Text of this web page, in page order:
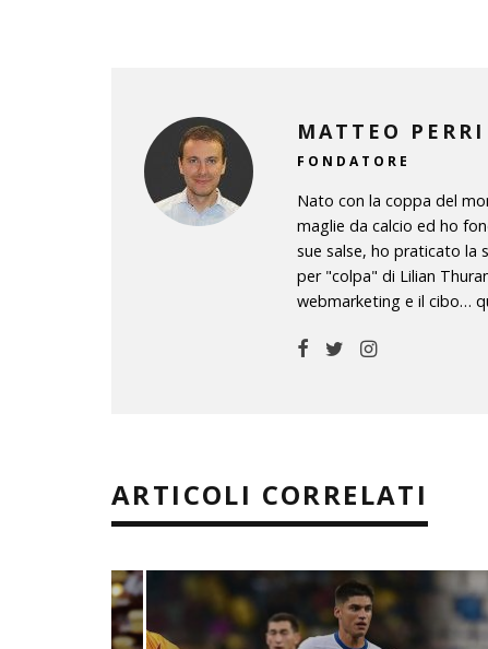
MATTEO PERRI
FONDATORE
Nato con la coppa del
maglie da calcio ed ho
sue salse, ho praticato la
per "colpa" di Lilian
webmarketing e il cibo…
ARTICOLI CORRELATI